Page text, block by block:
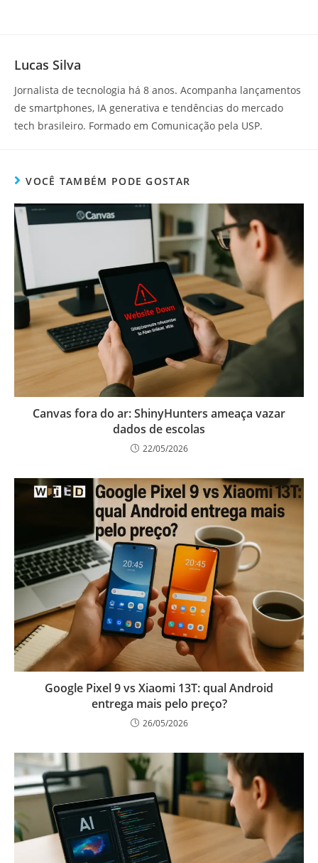
Lucas Silva
Jornalista de tecnologia há 8 anos. Acompanha lançamentos
de smartphones, IA generativa e tendências do mercado
tech brasileiro. Formado em Comunicação pela USP.
VOCÊ TAMBÉM PODE GOSTAR
Canvas fora do ar: ShinyHunters ameaça vazar
dados de escolas
22/05/2026
Google Pixel 9 vs Xiaomi 13T: qual Android
entrega mais pelo preço?
26/05/2026